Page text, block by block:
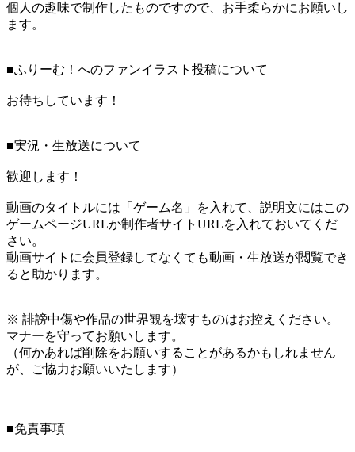
個人の趣味で制作したものですので、お手柔らかにお願いし
ます。
■ふりーむ！へのファンイラスト投稿について
お待ちしています！
■実況・生放送について
歓迎します！
動画のタイトルには「ゲーム名」を入れて、説明文にはこの
ゲームページURLか制作者サイトURLを入れておいてくだ
さい。
動画サイトに会員登録してなくても動画・生放送が閲覧でき
ると助かります。
※ 誹謗中傷や作品の世界観を壊すものはお控えください。
マナーを守ってお願いします。
（何かあれば削除をお願いすることがあるかもしれません
が、ご協力お願いいたします）
■免責事項